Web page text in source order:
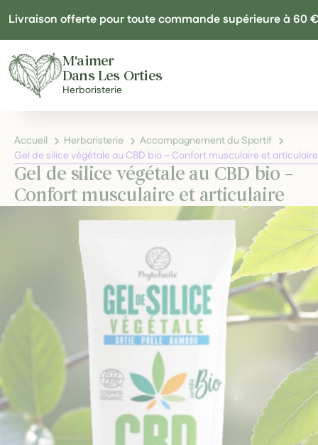
Livraison offerte pour toute commande supérieure à 60 €
M'aimer
Dans Les Orties
Herboristerie
Accueil Herboristerie
Accompagnement du Sportif
Gel de silice végétale au CBD bio – Confort musculaire et articulaire
Gel de silice végétale au CBD bio –
Confort musculaire et articulaire